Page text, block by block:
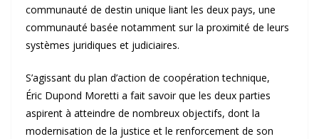
communauté de destin unique liant les deux pays, une
communauté basée notamment sur la proximité de leurs
systèmes juridiques et judiciaires.
S’agissant du plan d’action de coopération technique,
Éric Dupond Moretti a fait savoir que les deux parties
aspirent à atteindre de nombreux objectifs, dont la
modernisation de la justice et le renforcement de son